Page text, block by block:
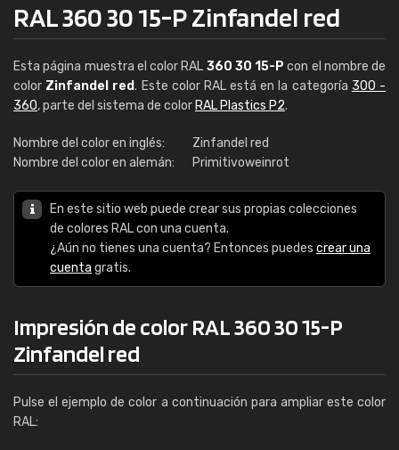
RAL 360 30 15-P Zinfandel red
Esta página muestra el color RAL 360 30 15-P con el nombre de
color Zinfandel red. Este color RAL está en la categoría 300 -
360, parte del sistema de color RAL Plastics P2.
Nombre del color en inglés:
Zinfandel red
Nombre del color en alemán:
Primitivoweinrot
En este sitio web puede crear sus propias colecciones
de colores RAL con una cuenta.
¿Aún no tienes una cuenta? Entonces puedes crear una
cuenta gratis.
Impresión de color RAL 360 30 15-P
Zinfandel red
Pulse el ejemplo de color a continuación para ampliar este color
RAL: